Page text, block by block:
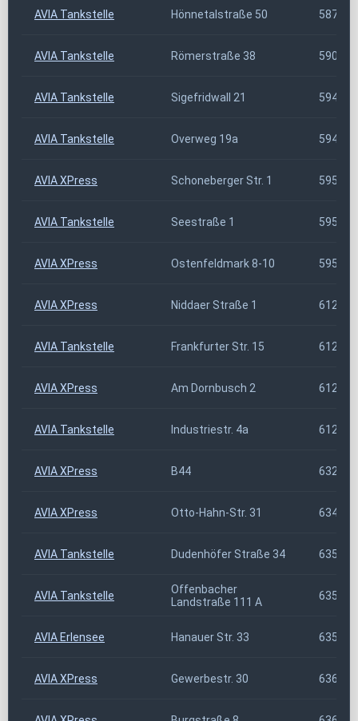
AVIA Tankstelle Hönnetalstraße 50 58710
AVIA Tankstelle Römerstraße 38 59075
AVIA Tankstelle Sigefridwall 21 59494
AVIA Tankstelle Overweg 19a 59494
AVIA XPress Schoneberger Str. 1 59505
AVIA Tankstelle Seestraße 1 59519
AVIA XPress Ostenfeldmark 8-10 59557
AVIA XPress Niddaer Straße 1 61200
AVIA Tankstelle Frankfurter Str. 15 61231
AVIA XPress Am Dornbusch 2 61250
AVIA Tankstelle Industriestr. 4a 61273
AVIA XPress B44 63263
AVIA XPress Otto-Hahn-Str. 31 63456
AVIA Tankstelle Dudenhöfer Straße 34 63500
AVIA Tankstelle
Offenbacher
Landstraße 111 A
63512
AVIA Erlensee Hanauer Str. 33 63526
AVIA XPress Gewerbestr. 30 63619